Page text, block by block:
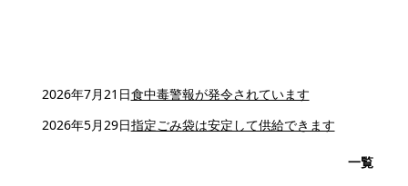
2026年7月21日食中毒警報が発令されています
2026年5月29日指定ごみ袋は安定して供給できます
一覧